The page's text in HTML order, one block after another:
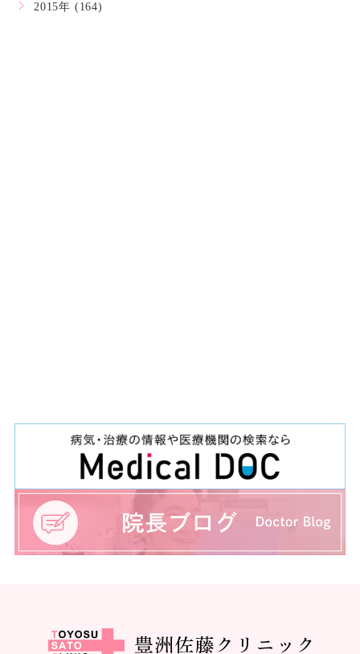
2015年 (164)